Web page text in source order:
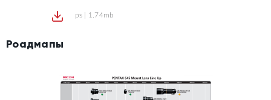
ps | 1.74mb
Роадмапы